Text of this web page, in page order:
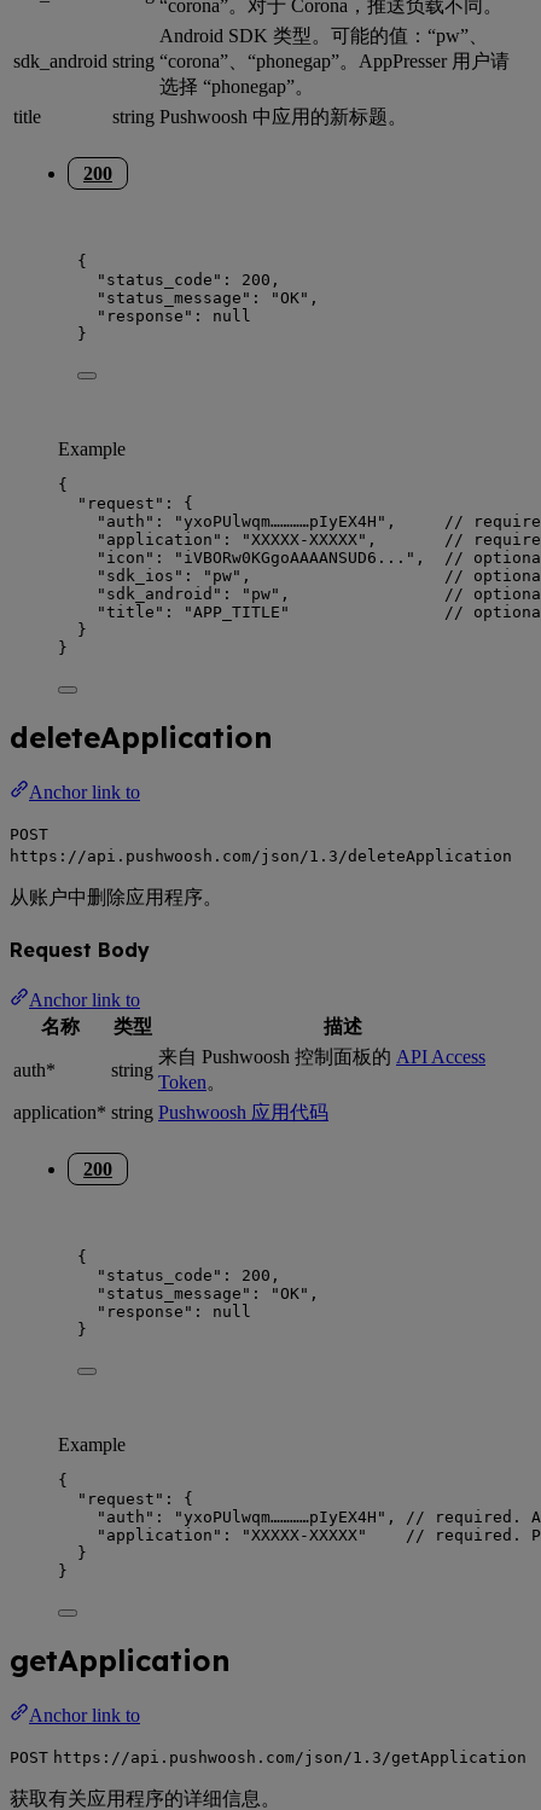
“corona”。对于 Corona，推送负载不同。
sdk_android string
Android SDK 类型。可能的值：“pw”、
“corona”、“phonegap”。AppPresser 用户请
选择 “phonegap”。
title
string Pushwoosh 中应用的新标题。
200
{
"status_code" : 200 ,
"status_message" : "OK" ,
"response" : null
}
Example
{
"request" : {
"auth" : " yxoPUlwqm…………pIyEX4H " , //
"application" : "XXXXX-XXXXX" , //
"icon" : " iVBORw0KGgoAAAANSUD6... " , //
"sdk_ios" : " pw" , //
"sdk_android" : " pw" , //
"title" : "APP_TITLE "
//
}
}
deleteApplication
Anchor link to
POST
https://api.pushwoosh.com/json/1.3/deleteApplication
从账户中删除应用程序。
Request Body
Anchor link to
名称
类型 描述
auth* string
来自 Pushwoosh 控制面板的 API Access
Token。
application* string Pushwoosh 应用代码
200
{
"status_code" : 200 ,
"status_message" : "OK" ,
"response" : null
}
Example
{
"request" : {
"auth" : " yxoPUlwqm…………pIyEX4H " ,
// required.
"application" : " XXXXX-XXXXX"
// required.
}
}
getApplication
Anchor link to
POST https://api.pushwoosh.com/json/1.3/getApplication
获取有关应用程序的详细信息。